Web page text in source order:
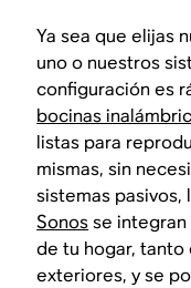
Ya sea que elijas
uno o nuestros
configuración es
bocinas
listas para
mismas, sin
sistemas pasivos,
Sonosse
de tu hogar,
exteriores, y se